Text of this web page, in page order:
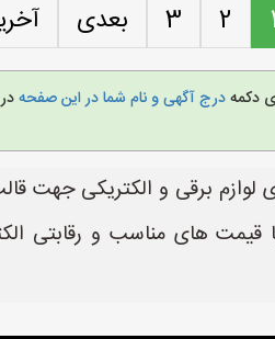
1
2
3 بعدی
دکمهدرج آگهی و نام شما در این صفحه
برقی و الکتریکی جهت
های مناسب و رقابتی